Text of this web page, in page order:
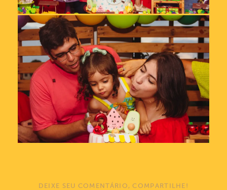
DEIXE SEU COMENTÁRIO, COMPARTILHE!